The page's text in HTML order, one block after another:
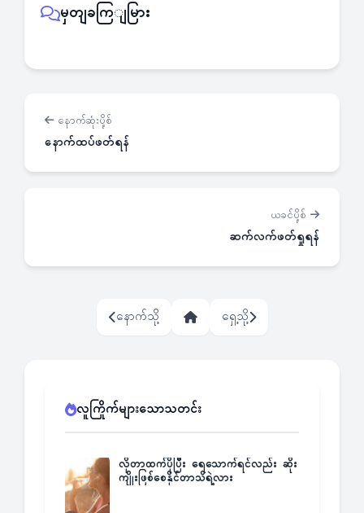
မှတျခကြျမြား
နောက်ဆုံးပို့စ်
နောက်ထပ်ဖတ်ရန်
ယခင်ပို့စ်
ဆက်လက်ဖတ်ရှုရန်
နောက်သို့ ရှေ့သို့
လူကြိုက်များသောသတင်း
လိုတာထက်ပိုပြီး ရေသောက်ရင်လည်း ဆိုး
ကျိုးဖြစ်စေနိုင်တာသိရဲ့လား